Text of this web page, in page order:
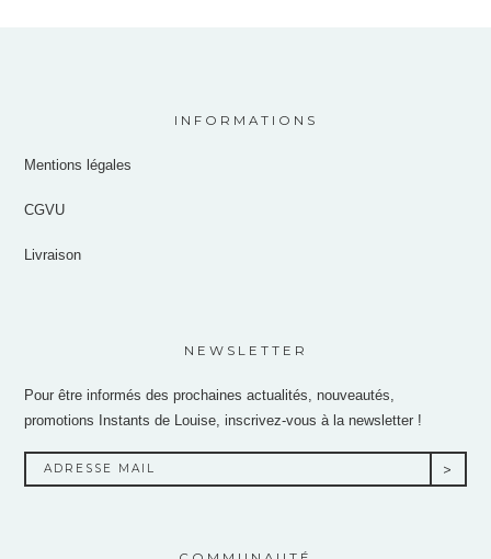
INFORMATIONS
Mentions légales
CGVU
Livraison
NEWSLETTER
Pour être informés des prochaines actualités, nouveautés,
promotions Instants de Louise, inscrivez-vous à la newsletter !